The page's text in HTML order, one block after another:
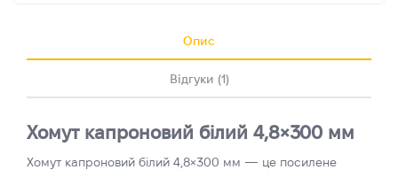
Опис
Відгуки (1)
Хомут капроновий білий 4,8×300 мм
Хомут капроновий білий 4,8×300 мм — це посилене